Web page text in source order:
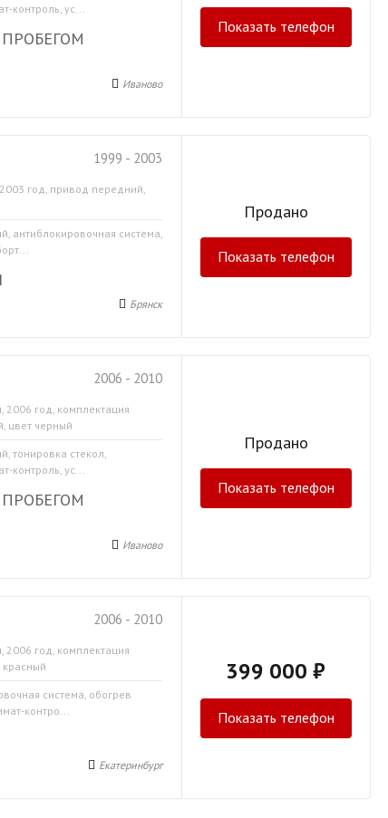
контроль, ус...
Иваново
Показать телефон
1999 - 2003
год, привод передний,
антиблокировочная система,
Брянск
Продано
Показать телефон
2006 - 2010
2006 год, комплектация
цвет черный
тонировка стекол,
контроль, ус...
Иваново
Продано
Показать телефон
2006 - 2010
2006 год, комплектация
система, обогрев
контро...
Екатеринбург
399 000 ₽
Показать телефон